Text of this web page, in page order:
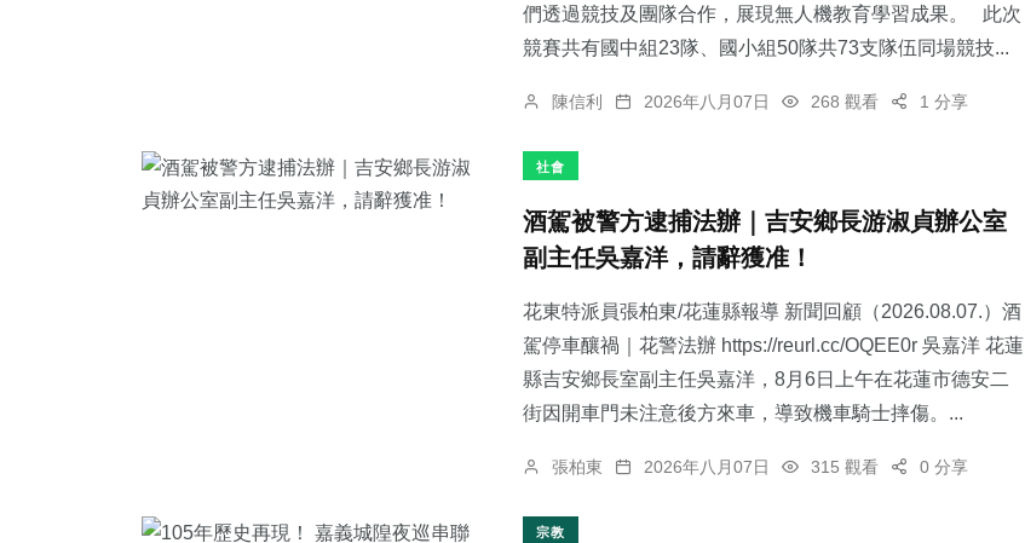
們透過競技及團隊合作，展現無人機教育學習成果。 此次
競賽共有國中組23隊、國小組50隊共73支隊伍同場競技...
陳信利 2026年八月07日 268 觀看 1 分享
社會
酒駕被警方逮捕法辦｜吉安鄉長游淑貞辦公室
副主任吳嘉洋，請辭獲准！
花東特派員張柏東/花蓮縣報導 新聞回顧（2026.08.07.）酒
駕停車釀禍｜花警法辦 https://reurl.cc/OQEE0r 吳嘉洋 花蓮
縣吉安鄉長室副主任吳嘉洋，8月6日上午在花蓮市德安二
街因開車門未注意後方來車，導致機車騎士摔傷。...
張柏東 2026年八月07日 315 觀看 0 分享
宗教
121+ 36+
科技新知
69